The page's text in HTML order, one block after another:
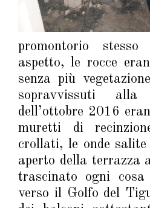
promontorio stesso
aspetto, le rocce
senza più
sopravvissuti alla
dell’ottobre 2016
muretti di
crollati, le onde
aperto della terrazza
trascinato ogni
verso il Golfo del